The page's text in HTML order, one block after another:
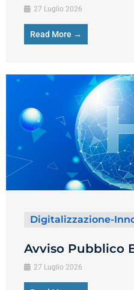
27 Luglio 2026
Read More →
Digitalizzazione-
Avviso Pubblico
27 Luglio 2026